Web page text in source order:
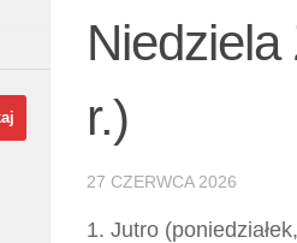
Niedziela
r.)
27 CZERWCA 2026
1. Jutro